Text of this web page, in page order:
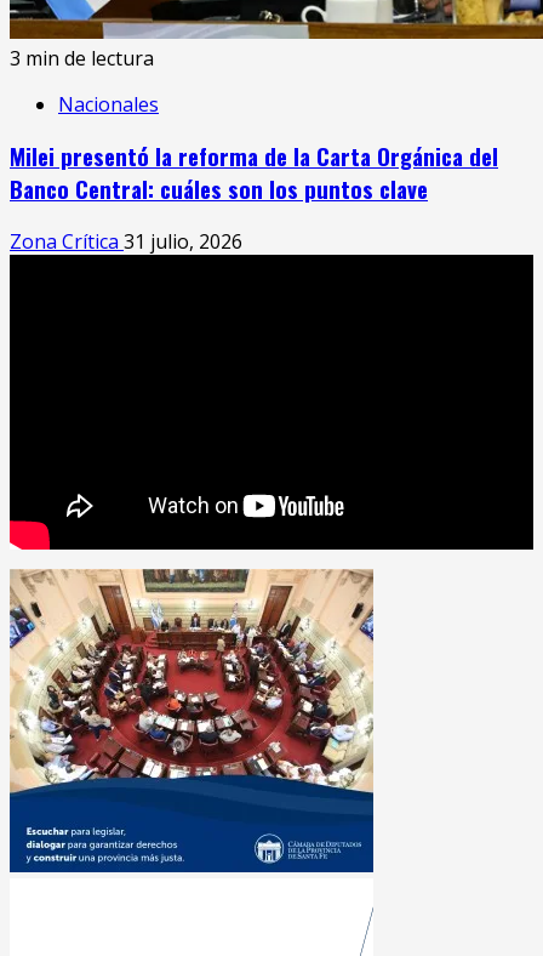
3 min de lectura
Nacionales
Milei presentó la reforma de la Carta Orgánica del
Banco Central: cuáles son los puntos clave
Zona Crítica 31 julio, 2026